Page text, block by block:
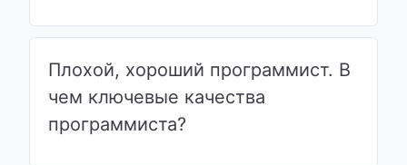
Плохой, хороший программист. В
чем ключевые качества
программиста?